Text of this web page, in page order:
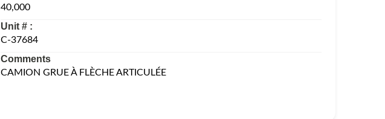
40,000
Unit # :
C-37684
Comments
CAMION GRUE À FLÈCHE ARTICULÉE